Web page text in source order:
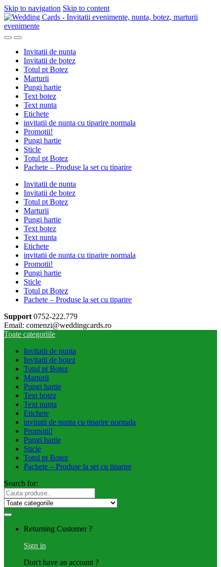
Skip to navigation Skip to content
Invitatii de nunta
Invitatii de botez
Totul pt Botez
Marturii
Pungi hartie
Text botez
Text nunta
Etichete
invitatii de nunta cu tiparire normala
Promotii!
Pungi hartie
Sticle
Totul pt Botez
Pachete – Produse la set cu tiparire
Invitatii de nunta
Invitatii de botez
Totul pt Botez
Marturii
Pungi hartie
Text botez
Text nunta
Etichete
invitatii de nunta cu tiparire normala
Promotii!
Pungi hartie
Sticle
Totul pt Botez
Pachete – Produse la set cu tiparire
Support 0752-222.779
Email: comenzi@weddingcards.ro
Toate categoriile
Invitatii de nunta
Invitatii de botez
Totul pt Botez
Marturii
Pungi hartie
Text botez
Text nunta
Etichete
invitatii de nunta cu tiparire normala
Promotii!
Pungi hartie
Sticle
Totul pt Botez
Pachete – Produse la set cu tiparire
Search for:
Returning Customer ?
Sign in
Don't have an account ?